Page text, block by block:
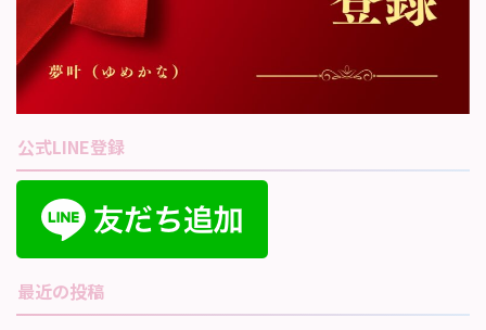
公式LINE登録
最近の投稿